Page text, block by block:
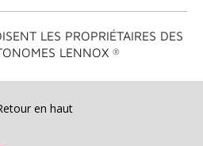
LES PROPRIÉTAIRES DES
LENNOX ®
en haut